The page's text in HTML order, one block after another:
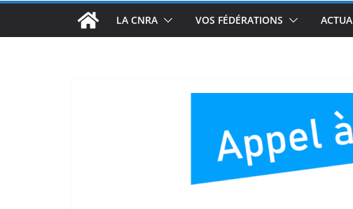
LA CNRA VOS FÉDÉRATIONS